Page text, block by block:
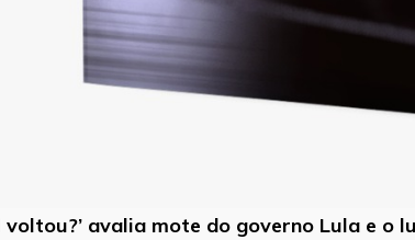
voltou?’ avalia mote do governo Lula e o